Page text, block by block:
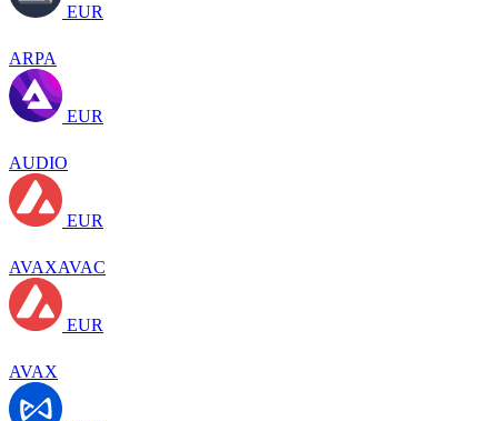
EUR
ARPA
EUR
AUDIO
EUR
AVAXAVAC
EUR
AVAX